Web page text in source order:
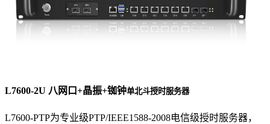
L7600-2U 八网口+晶振+铷钟单北斗授时服务器
L7600-PTP为专业级PTP/IEEE1588-2008电信级授时服务器，